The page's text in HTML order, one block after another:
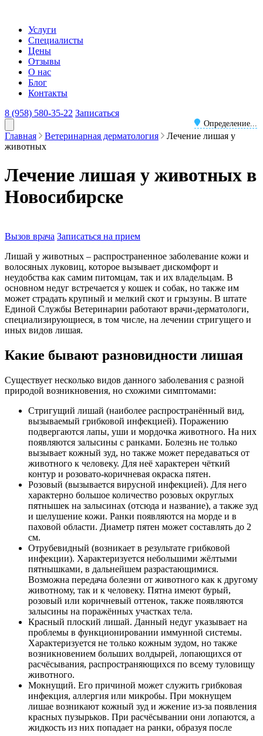
Услуги
Специалисты
Цены
Отзывы
О нас
Блог
Контакты
8 (958) 580-35-22
Определение...
Записаться
Главная Ветеринарная дерматология
Лечение лишая у
животных
Лечение лишая у животных в
Новосибирске
Вызов врача Записаться на прием
Лишай у животных – распространенное заболевание кожи и
волосяных луковиц, которое вызывает дискомфорт и
неудобства как самим питомцам, так и их владельцам. В
основном недуг встречается у кошек и собак, но также им
может страдать крупный и мелкий скот и грызуны. В штате
Единой Службы Ветеринарии работают врачи-дерматологи,
специализирующиеся, в том числе, на лечении стригущего и
иных видов лишая.
Какие бывают разновидности лишая
Существует несколько видов данного заболевания с разной
природой возникновения, но схожими симптомами:
Стригущий лишай (наиболее распространённый вид,
вызываемый грибковой инфекцией). Поражению
подвергаются лапы, уши и мордочка животного. На них
появляются залысины с ранками. Болезнь не только
вызывает кожный зуд, но также может передаваться от
животного к человеку. Для неё характерен чёткий
контур и розовато-коричневая окраска пятен.
Розовый (вызывается вирусной инфекцией). Для него
характерно большое количество розовых округлых
пятнышек на залысинах (отсюда и название), а также зуд
и шелушение кожи. Ранки появляются на морде и в
паховой области. Диаметр пятен может составлять до 2
см.
Отрубевидный (возникает в результате грибковой
инфекции). Характеризуется небольшими жёлтыми
пятнышками, в дальнейшем разрастающимися.
Возможна передача болезни от животного как к другому
животному, так и к человеку. Пятна имеют бурый,
розовый или коричневый оттенок, также появляются
залысины на поражённых участках тела.
Красный плоский лишай. Данный недуг указывает на
проблемы в функционировании иммунной системы.
Характеризуется не только кожным зудом, но также
возникновением больших волдырей, лопающихся от
расчёсывания, распространяющихся по всему туловищу
животного.
Мокнущий. Его причиной может служить грибковая
инфекция, аллергия или микробы. При мокнущем
лишае возникают кожный зуд и жжение из-за появления
красных пузырьков. При расчёсывании они лопаются, а
жидкость из них попадает на ранки, образуя после